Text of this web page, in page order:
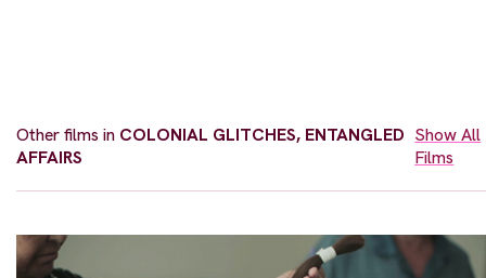
Other films in COLONIAL GLITCHES, ENTANGLED
AFFAIRS
Show All
Films